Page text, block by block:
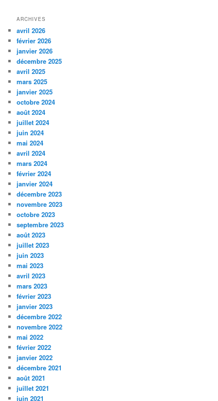
ARCHIVES
avril 2026
février 2026
janvier 2026
décembre 2025
avril 2025
mars 2025
janvier 2025
octobre 2024
août 2024
juillet 2024
juin 2024
mai 2024
avril 2024
mars 2024
février 2024
janvier 2024
décembre 2023
novembre 2023
octobre 2023
septembre 2023
août 2023
juillet 2023
juin 2023
mai 2023
avril 2023
mars 2023
février 2023
janvier 2023
décembre 2022
novembre 2022
mai 2022
février 2022
janvier 2022
décembre 2021
août 2021
juillet 2021
juin 2021